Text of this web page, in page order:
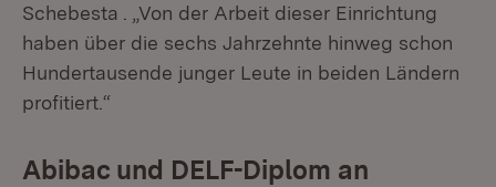
Schebesta . „Von der Arbeit dieser Einrichtung
haben über die sechs Jahrzehnte hinweg schon
Hundertausende junger Leute in beiden Ländern
profitiert.“
Abibac und DELF-Diplom an